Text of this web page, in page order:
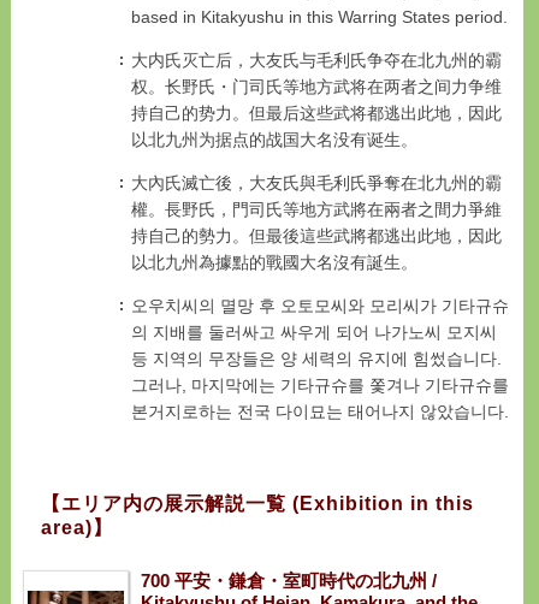
based in Kitakyushu in this Warring States period.
大内氏灭亡后，大友氏与毛利氏争夺在北九州的霸
权。长野氏・门司氏等地方武将在两者之间力争维
持自己的势力。但最后这些武将都逃出此地，因此
以北九州为据点的战国大名没有诞生。
大內氏滅亡後，大友氏與毛利氏爭奪在北九州的霸
權。長野氏，門司氏等地方武將在兩者之間力爭維
持自己的勢力。但最後這些武將都逃出此地，因此
以北九州為據點的戰國大名沒有誕生。
오우치씨의 멸망 후 오토모씨와 모리씨가 기타규슈
의 지배를 둘러싸고 싸우게 되어 나가노씨 모지씨
등 지역의 무장들은 양 세력의 유지에 힘썼습니다.
그러나, 마지막에는 기타규슈를 쫓겨나 기타규슈를
본거지로하는 전국 다이묘는 태어나지 않았습니다.
【エリア内の展示解説一覧 (Exhibition in this
area)】
700 平安・鎌倉・室町時代の北九州 /